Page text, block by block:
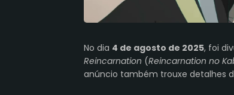
No dia 4 de agosto de 2025, foi
Reincarnation (Reincarnation no
anúncio também trouxe detalhes